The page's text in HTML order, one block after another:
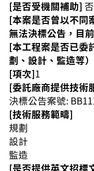
私
權
政
策
政
府
網
站
資
料
開
放
宣
告
[是否受機關補助] 否
[本案是否曾以不同
無法決標公告，目
[本工程案是否已委
劃、設計、監造等
[項次]1
[委託廠商提供技術
決標公告案號:
[技術服務範疇]
規劃
設計
監造
[是否提供英文招標